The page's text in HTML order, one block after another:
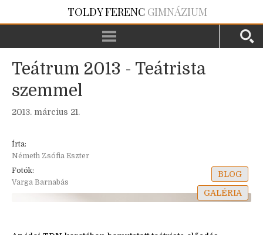
TOLDY FERENC GIMNÁZIUM
Teátrum 2013 - Teátrista
szemmel
2013. március 21.
Írta:
Németh Zsófia Eszter
Fotók:
Varga Barnabás
BLOG
GALÉRIA